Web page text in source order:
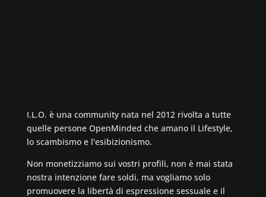
I.L.O. è una community nata nel 2012 rivolta a tutte
quelle persone OpenMinded che amano il Lifestyle,
lo scambismo e l'esibizionismo.
Non monetizziamo sui vostri profili, non è mai stata
nostra intenzione fare soldi, ma vogliamo solo
promuovere la libertà di espressione sessuale e il